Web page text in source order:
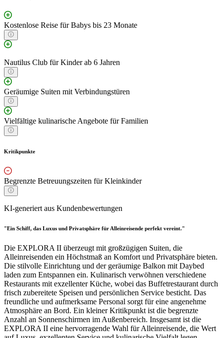
Kostenlose Reise für Babys bis 23 Monate
Nautilus Club für Kinder ab 6 Jahren
Geräumige Suiten mit Verbindungstüren
Vielfältige kulinarische Angebote für Familien
Kritikpunkte
Begrenzte Betreuungszeiten für Kleinkinder
KI-generiert aus Kundenbewertungen
"Ein Schiff, das Luxus und Privatsphäre für Alleinreisende perfekt vereint."
Die EXPLORA II überzeugt mit großzügigen Suiten, die
Alleinreisenden ein Höchstmaß an Komfort und Privatsphäre bieten.
Die stilvolle Einrichtung und der geräumige Balkon mit Daybed
laden zum Entspannen ein. Kulinarisch verwöhnen verschiedene
Restaurants mit exzellenter Küche, wobei das Buffetrestaurant durch
frisch zubereitete Speisen und persönlichen Service besticht. Das
freundliche und aufmerksame Personal sorgt für eine angenehme
Atmosphäre an Bord. Ein kleiner Kritikpunkt ist die begrenzte
Anzahl an Sonnenschirmen im Außenbereich. Insgesamt ist die
EXPLORA II eine hervorragende Wahl für Alleinreisende, die Wert